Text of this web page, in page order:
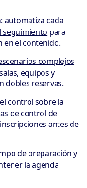
: automatiza cada
seguimiento para
en el contenido.
complejos
equipos y
dobles reservas.
control sobre la
de control de
antes de
de preparación y
la agenda